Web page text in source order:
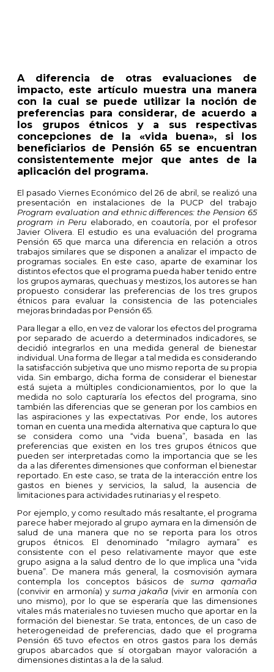
A diferencia de otras evaluaciones de
impacto, este artículo muestra una manera
con la cual se puede utilizar la noción de
preferencias para considerar, de acuerdo a
los grupos étnicos y a sus respectivas
concepciones de la «vida buena», si los
beneficiarios de Pensión 65 se encuentran
consistentemente mejor que antes de la
aplicación del programa.
El pasado Viernes Económico del 26 de abril, se realizó una
presentación en instalaciones de la PUCP del trabajo
Program evaluation and ethnic differences: the Pension 65
program in Peru elaborado, en coautoría, por el profesor
Javier Olivera. El estudio es una evaluación del programa
Pensión 65 que marca una diferencia en relación a otros
trabajos similares que se disponen a analizar el impacto de
programas sociales. En este caso, aparte de examinar los
distintos efectos que el programa pueda haber tenido entre
los grupos aymaras, quechuas y mestizos, los autores se han
propuesto considerar las preferencias de los tres grupos
étnicos para evaluar la consistencia de las potenciales
mejoras brindadas por Pensión 65.
Para llegar a ello, en vez de valorar los efectos del programa
por separado de acuerdo a determinados indicadores, se
decidió integrarlos en una medida general de bienestar
individual. Una forma de llegar a tal medida es considerando
la satisfacción subjetiva que uno mismo reporta de su propia
vida. Sin embargo, dicha forma de considerar el bienestar
está sujeta a múltiples condicionamientos, por lo que la
medida no solo capturaría los efectos del programa, sino
también las diferencias que se generan por los cambios en
las aspiraciones y las expectativas. Por ende, los autores
toman en cuenta una medida alternativa que captura lo que
se considera como una “vida buena”, basada en las
preferencias que existen en los tres grupos étnicos que
pueden ser interpretadas como la importancia que se les
da a las diferentes dimensiones que conforman el bienestar
reportado. En este caso, se trata de la interacción entre los
gastos en bienes y servicios, la salud, la ausencia de
limitaciones para actividades rutinarias y el respeto.
Por ejemplo, y como resultado más resaltante, el programa
parece haber mejorado al grupo aymara en la dimensión de
salud de una manera que no se reporta para los otros
grupos étnicos. El denominado “milagro aymara” es
consistente con el peso relativamente mayor que este
grupo asigna a la salud dentro de lo que implica una “vida
buena”. De manera más general, la cosmovisión aymara
contempla los conceptos básicos de suma qamaña
(convivir en armonía) y suma jakaña (vivir en armonía con
uno mismo), por lo que se esperaría que las dimensiones
vitales más materiales no tuviesen mucho que aportar en la
formación del bienestar. Se trata, entonces, de un caso de
heterogeneidad de preferencias, dado que el programa
Pensión 65 tuvo efectos en otros gastos para los demás
grupos abarcados que sí otorgaban mayor valoración a
dimensiones distintas a la de la salud.